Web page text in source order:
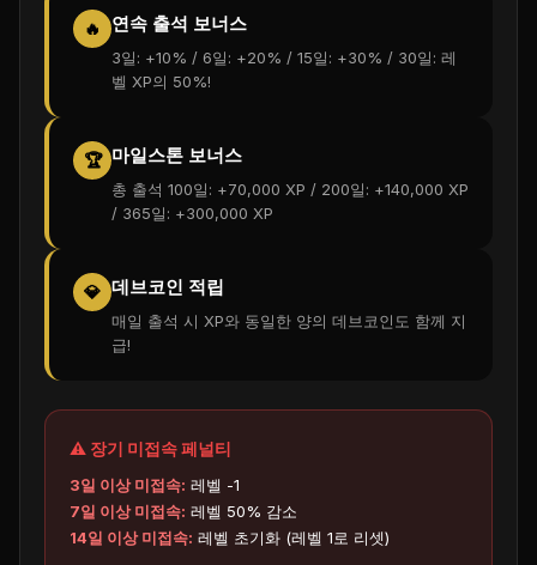
🔥 연속 출석 보너스
3일: +10% / 6일: +20% / 15일: +30% / 30일: 레
벨 XP의 50%!
🏆 마일스톤 보너스
총 출석 100일: +70,000 XP / 200일: +140,000 XP
/ 365일: +300,000 XP
💎 데브코인 적립
매일 출석 시 XP와 동일한 양의 데브코인도 함께 지
급!
⚠️ 장기 미접속 페널티
3일 이상 미접속: 레벨 -1
7일 이상 미접속: 레벨 50% 감소
14일 이상 미접속: 레벨 초기화 (레벨 1로 리셋)